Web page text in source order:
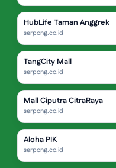
HubLife Taman Anggrek
serpong.co.id
TangCity Mall
serpong.co.id
Mall Ciputra CitraRaya
serpong.co.id
Aloha PIK
serpong.co.id